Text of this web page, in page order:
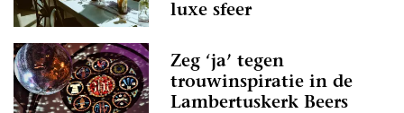
luxe sfeer
Zeg ‘ja’ tegen
trouwinspiratie in de
Lambertuskerk Beers